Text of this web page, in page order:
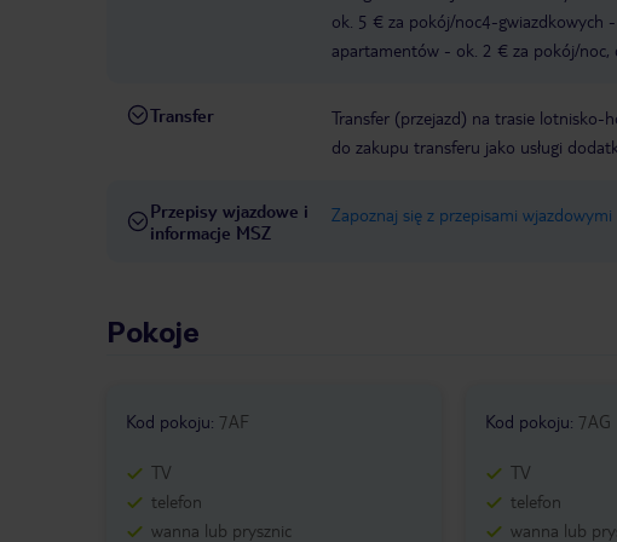
ok. 5 € za pokój/noc4-gwiazdkowych
apartamentów - ok. 2 € za pokój/noc,
Transfer
Transfer (przejazd) na trasie lotnisko-
do zakupu transferu jako usługi
Przepisy wjazdowe i
informacje MSZ
Zapoznaj się z przepisami
Pokoje
Kod pokoju: 7AF
TV
telefon
wanna lub prysznic
Kod pokoju: 7AG
TV
telefon
wanna lub